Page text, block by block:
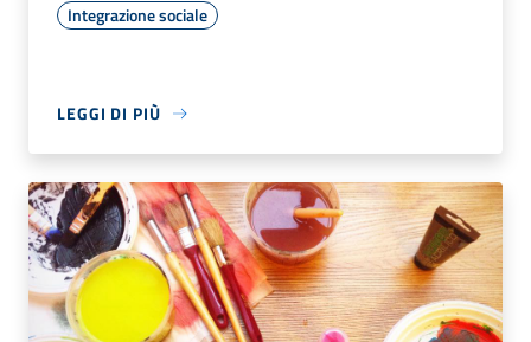
Integrazione sociale
LEGGI DI PIÙ